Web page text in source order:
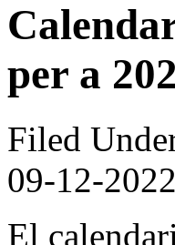
per a
Filed
09-12-2022
El